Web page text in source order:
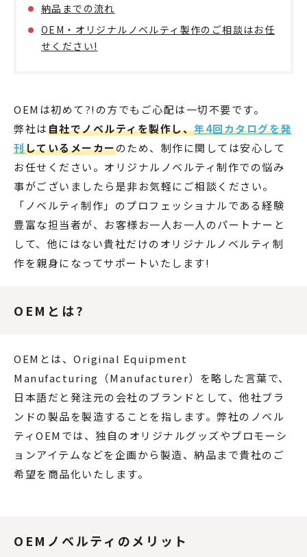
納品までの流れ
OEM・オリジナルノベルティ製作のご相談はお任
せください!
OEMは初めて?!の方でもご心配は一切不要です。
弊社は自社でノベルティを製作し、年4回カタログを発
刊しているメーカーのため、制作に関しては安心して
お任せください。オリジナルノベルティ制作での悩み
事がございましたら是非お気軽にご相談ください。
「ノベルティ制作」のプロフェッショナルである経験
豊富な担当者が、お客様お一人お一人のパートナーと
して、他にはない貴社だけのオリジナルノベルティ制
作を親身になってサポートいたします!
OEMとは?
OEMとは、Original Equipment
Manufacturing（Manufacturer）を略した言葉で、
日本語だと発注元の会社のブランドとして、他社ブラ
ンドの製品を製造することを指します。弊社のノベル
ティOEMでは、独自のオリジナルグッズやプロモーシ
ョンアイテムなどを企画から製造、納品まで貴社のご
希望を商品化いたします。
OEMノベルティのメリット